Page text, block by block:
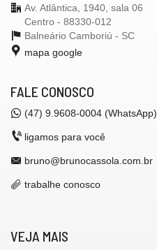
Av. Atlântica, 1940, sala 06
Centro - 88330-012
Balneário Camboriú - SC
mapa google
FALE CONOSCO
(47) 9.9608-0004 (WhatsApp)
ligamos para você
bruno@brunocassola.com.br
trabalhe conosco
VEJA MAIS